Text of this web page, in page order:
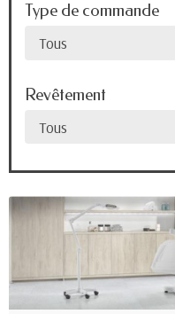
Type de commande
Revêtement